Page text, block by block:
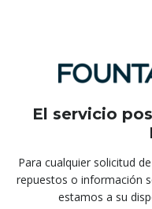
El servicio
Para cualquier solicitud
repuestos o información
estamos a su